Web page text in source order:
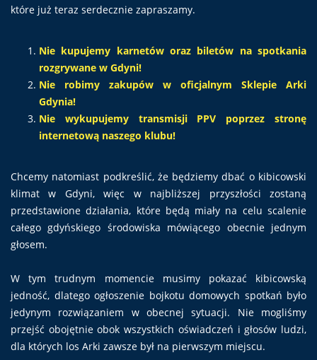
które już teraz serdecznie zapraszamy.
Nie kupujemy karnetów oraz biletów na spotkania
rozgrywane w Gdyni!
Nie robimy zakupów w oficjalnym Sklepie Arki
Gdynia!
Nie wykupujemy transmisji PPV poprzez stronę
internetową naszego klubu!
Chcemy natomiast podkreślić, że będziemy dbać o kibicowski
klimat w Gdyni, więc w najbliższej przyszłości zostaną
przedstawione działania, które będą miały na celu scalenie
całego gdyńskiego środowiska mówiącego obecnie jednym
głosem.
W tym trudnym momencie musimy pokazać kibicowską
jedność, dlatego ogłoszenie bojkotu domowych spotkań było
jedynym rozwiązaniem w obecnej sytuacji. Nie mogliśmy
przejść obojętnie obok wszystkich oświadczeń i głosów ludzi,
dla których los Arki zawsze był na pierwszym miejscu.